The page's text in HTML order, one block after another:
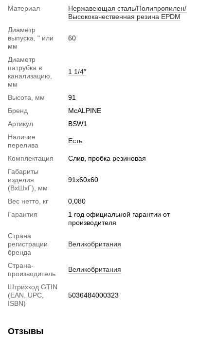
Материал
Нержавеющая сталь/Полипропилен/
Высококачественная резина EPDM
Диаметр
выпуска, " или
мм
60
Диаметр
патрубка в
канализацию,
мм
1 1/4″
Высота, мм
91
Бренд
McALPINE
Артикул
BSW1
Наличие
перелива
Есть
Комплектация
Слив, пробка резиновая
Габариты
изделия
(ВхШхГ), мм
91х60х60
Вес нетто, кг
0,080
Гарантия
1 год официальной гарантии от
производителя
Страна
регистрации
бренда
Великобритания
Страна-
производитель
Великобритания
Штрихкод GTIN
(EAN, UPC,
ISBN)
5036484000323
Отзывы